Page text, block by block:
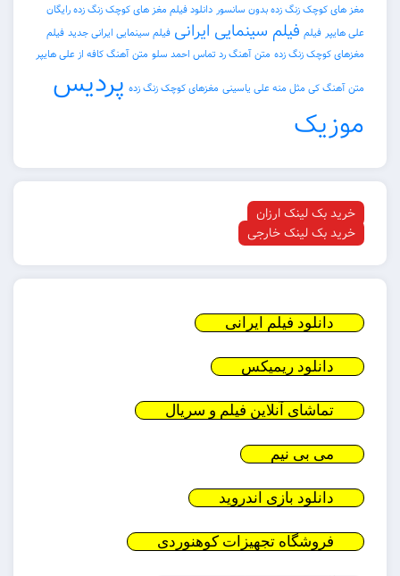
مغز های کوچک زنگ زده بدون سانسور دانلود فیلم مغز های کوچک زنگ زده رایگان
علی هایپر فیلم فیلم سینمایی ایرانی فیلم سینمایی ایرانی جدید فیلم
مغزهای کوچک زنگ زده متن آهنگ رد تماس احمد سلو متن آهنگ کافه از علی هایپر
متن آهنگ کی مثل منه علی یاسینی مغزهای کوچک زنگ زده پردیس
موزیک
خرید بک لینک ارزان
خرید بک لینک خارجی
دانلود فیلم ایرانی
دانلود ریمیکس
تماشای آنلاین فیلم و سریال
می بی نیم
دانلود بازی اندروید
فروشگاه تجهیزات کوهنوردی